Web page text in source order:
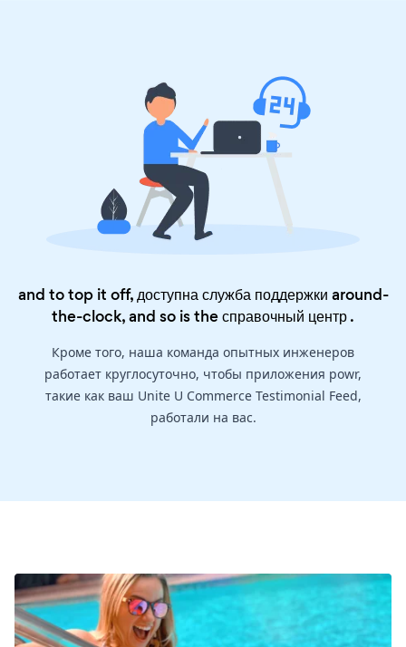
and to top it off, доступна служба поддержки around-
the-clock, and so is theсправочный центр.
Кроме того, наша команда опытных инженеров
работает круглосуточно, чтобы приложения powr,
такие как ваш Unite U Commerce Testimonial Feed,
работали на вас.